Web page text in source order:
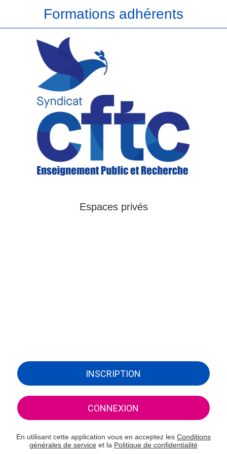
Formations adhérents
Espaces privés
INSCRIPTION
CONNEXION
En utilisant cette application vous en acceptez les Conditions
générales de service et la Politique de confidentialité